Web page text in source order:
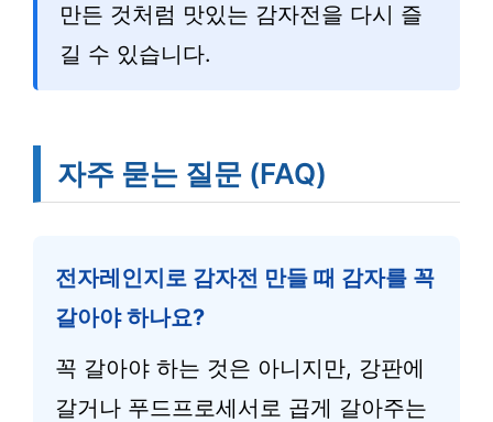
만든 것처럼 맛있는 감자전을 다시 즐
길 수 있습니다.
자주 묻는 질문 (FAQ)
전자레인지로 감자전 만들 때 감자를 꼭
갈아야 하나요?
꼭 갈아야 하는 것은 아니지만, 강판에
갈거나 푸드프로세서로 곱게 갈아주는